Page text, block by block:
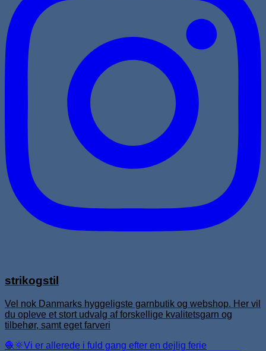
strikogstil
Vel nok Danmarks hyggeligste garnbutik og webshop. Her vil
du opleve et stort udvalg af forskellige kvalitetsgarn og
tilbehør, samt eget farveri
🧶🌞Vi er allerede i fuld gang efter en dejlig ferie